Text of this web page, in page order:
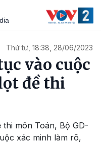
Thứ tư, 18:38, 28/06/2023
vào cuộc
đề thi
môn Toán, Bộ GD-
xác minh làm rõ,